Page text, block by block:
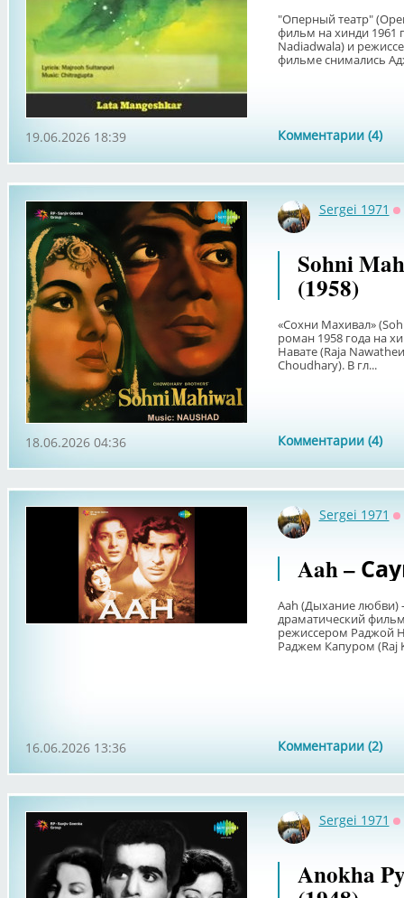
"Оперный театр"
фильм на хинди 1961
Nadiadwala) и
фильме снимались
Комментарии (4)
19.06.2026 18:39
Sergei 1971
Sohni
(1958)
«Сохни Махивал»
роман 1958 года на
Навате (Raja
Choudhary). В гл...
Комментарии (4)
18.06.2026 04:36
Sergei 1971
Aah –
Aah (Дыхание любви)
драматический
режиссером Раджой
Раджем Капуром (Raj
Комментарии (2)
16.06.2026 13:36
Sergei 1971
Anokha